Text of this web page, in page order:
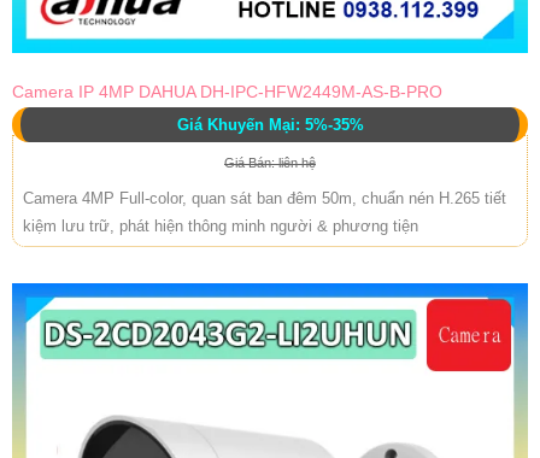
Camera IP 4MP DAHUA DH-IPC-HFW2449M-AS-B-PRO
Giá Khuyến Mại: 5%-35%
Giá Bán: liên hệ
Camera 4MP Full-color, quan sát ban đêm 50m, chuẩn nén H.265 tiết
kiệm lưu trữ, phát hiện thông minh người & phương tiện